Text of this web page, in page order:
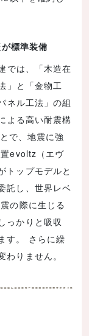
標準装備
では、「木造在
」と「金物工
ネル工法」の組
よる高い耐震構
で、地震に強
トップモデルと
託し、世界レベ
の際に生じる
っかりと吸収
す。 さらに繰
りません。